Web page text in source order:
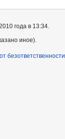
года в 13:34.
иное).
безответственности